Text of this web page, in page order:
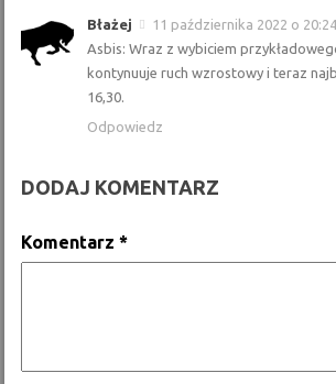
Błażej
11 października 2022 o 20:24
Asbis: Wraz z wybiciem
kontynuuje ruch wzrostowy i teraz
16,30.
Odpowiedz
DODAJ KOMENTARZ
Komentarz*